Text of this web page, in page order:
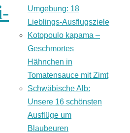
Umgebung: 18
Lieblings-Ausflugsziele
Kotopoulo kapama –
Geschmortes
Hähnchen in
Tomatensauce mit Zimt
Schwäbische Alb:
Unsere 16 schönsten
Ausflüge um
Blaubeuren